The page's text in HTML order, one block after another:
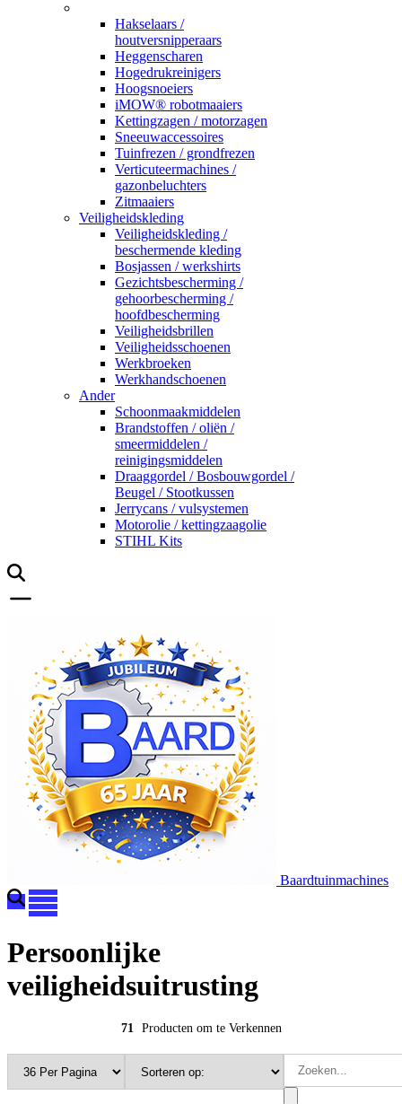
Hakselaars /
houtversnipperaars
Heggenscharen
Hogedrukreinigers
Hoogsnoeiers
iMOW® robotmaaiers
Kettingzagen / motorzagen
Sneeuwaccessoires
Tuinfrezen / grondfrezen
Verticuteermachines /
gazonbeluchters
Zitmaaiers
Veiligheidskleding
Veiligheidskleding /
beschermende kleding
Bosjassen / werkshirts
Gezichtsbescherming /
gehoorbescherming /
hoofdbescherming
Veiligheidsbrillen
Veiligheidsschoenen
Werkbroeken
Werkhandschoenen
Ander
Schoonmaakmiddelen
Brandstoffen / oliën /
smeermiddelen /
reinigingsmiddelen
Draaggordel / Bosbouwgordel /
Beugel / Stootkussen
Jerrycans / vulsystemen
Motorolie / kettingzaagolie
STIHL Kits
Baardtuinmachines
Persoonlijke
veiligheidsuitrusting
71 Producten om te Verkennen